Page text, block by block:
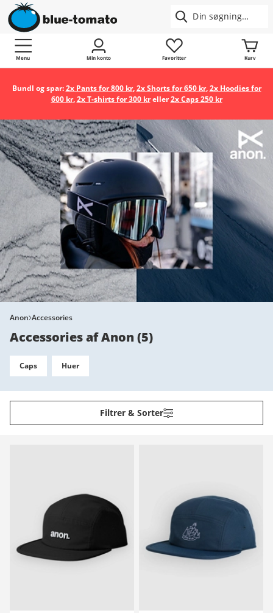
Menu Min konto Favoritter Kurv
Bundl og spar:2x Pants for 800 kr,2x Shorts for 650 kr,2x Hoodies for
600 kr,2x T-shirts for 300 kreller2x Caps 250 kr
Anon Accessories
Accessories af Anon(5)
Caps Huer
Filtrer & Sorter